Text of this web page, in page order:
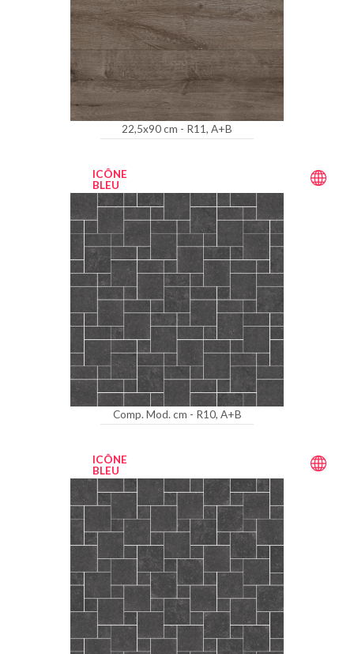
22,5x90 cm - R11, A+B
ICÔNE
BLEU
Comp. Mod. cm - R10, A+B
ICÔNE
BLEU